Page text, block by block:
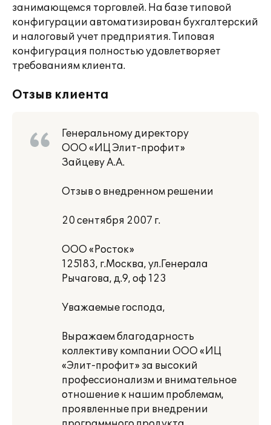
занимающемся торговлей. На базе типовой
конфигурации автоматизирован бухгалтерский
и налоговый учет предприятия. Типовая
конфигурация полностью удовлетворяет
требованиям клиента.
Отзыв клиента
Генеральному директору
ООО «ИЦ Элит-профит»
Зайцеву А.А.
Отзыв о внедренном решении
20 сентября 2007 г.
ООО «Росток»
125183, г.Москва, ул.Генерала
Рычагова, д.9, оф 123
Уважаемые господа,
Выражаем благодарность
коллективу компании ООО «ИЦ
«Элит-профит» за высокий
профессионализм и внимательное
отношение к нашим проблемам,
проявленные при внедрении